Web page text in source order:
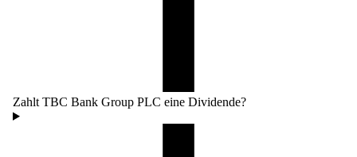
Zahlt TBC Bank Group PLC eine Dividende?